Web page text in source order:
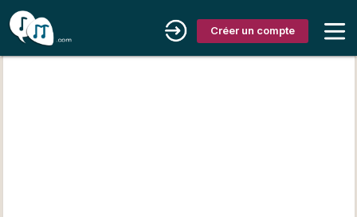
Créer un compte